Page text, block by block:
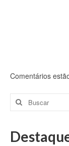
Comentários
Buscar
por: